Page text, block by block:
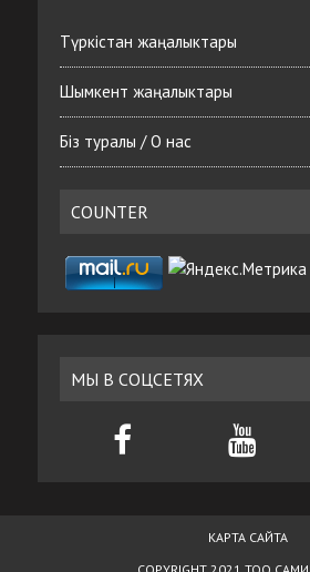
Түркістан жаңалыктары
Шымкент жаңалыктары
Біз туралы / О нас
COUNTER
МЫ В СОЦСЕТЯХ
КАРТА САЙТА